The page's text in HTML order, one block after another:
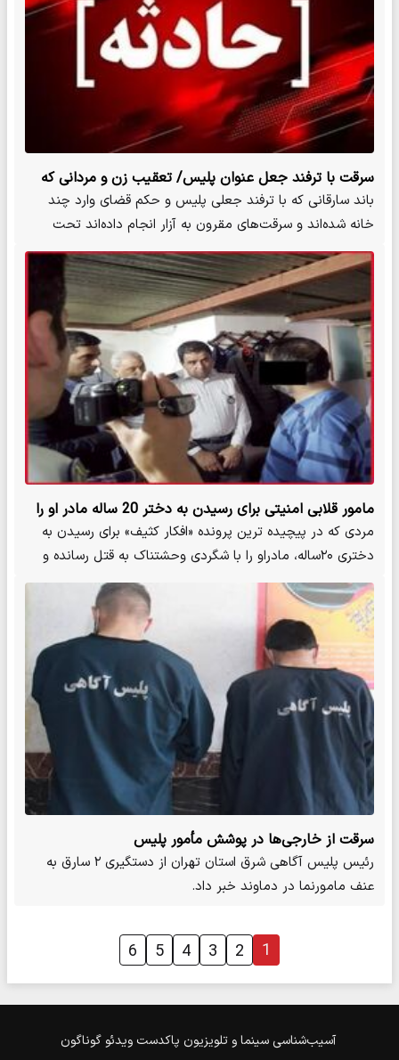
سرقت با ترفند جعل عنوان پلیس/ تعقیب زن و مردانی که
خانه‌ها را هدف سرقت قرار می‌دادند
باند سارقانی که با ترفند جعلی پلیس و حکم قضای وارد چند
خانه‌ شده‌اند و سرقت‌های مقرون به آزار انجام داده‌اند تحت
تعقیب…
مامور قلابی امنیتی برای رسیدن به دختر 20 ساله مادر او را
کشت/ حکم قصاص و اعدام صادر شد
مردی که در پیچیده ترین پرونده «افکار کثیف» برای رسیدن به
دختری ۲۰ساله، مادراو را با شگردی وحشتناک به قتل رسانده و
جسدش…
سرقت از خارجی‌ها در پوشش مأمور پلیس
رئیس پلیس آگاهی شرق استان تهران از دستگیری ۲ سارق به
عنف مامورنما در دماوند خبر داد.
1
2
3
4
5
6
آسیب‌شناسی سینما و تلویزیون پاکدست ویدئو گوناگون